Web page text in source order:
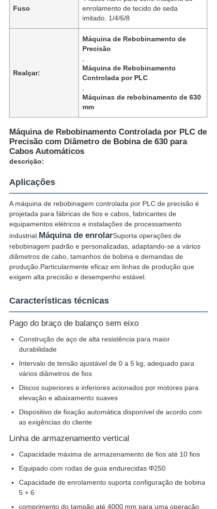
Casa
Produtos
Fábrica
Controle de Qualidade
notícias
Todos os casos
Pedir um orçamento
Linha de produção de extrusão
Fuso
enrolamento de tecido de seda
imitado, 1/4/6/8
Realçar:
Máquina de Rebobinamento de
Precisão
Máquina de Rebobinamento
Controlada por PLC
Máquinas de rebobinamento de 630
mm
Máquina de Rebobinamento Controlada por PLC de
Precisão com Diâmetro de Bobina de 630 para
Cabos Automáticos
descrição:
Aplicações
A máquina de rebobinagem controlada por PLC de precisão é
projetada para fábricas de fios e cabos, fabricantes de
equipamentos elétricos e instalações de processamento
industrial. Máquina de enrolarSuporta operações de
rebobinagem padrão e personalizadas, adaptando-se a vários
diâmetros de cabo, tamanhos de bobina e demandas de
produção.Particularmente eficaz em linhas de produção que
exigem alta precisão e desempenho estável.
Características técnicas
Pago do braço de balanço sem eixo
Construção de aço de alta resistência para maior
durabilidade
Intervalo de tensão ajustável de 0 a 5 kg, adequado para
vários diâmetros de fios
Discos superiores e inferiores acionados por motores para
elevação e abaixamento suaves
Dispositivo de fixação automática disponível de acordo com
as exigências do cliente
Linha de armazenamento vertical
Capacidade máxima de armazenamento de fios até 10 fios
Equipado com rodas de guia endurecidas Φ250
Capacidade de enrolamento suporta configuração de bobina
5 + 6
comprimento do tampão até 4000 mm para uma operação